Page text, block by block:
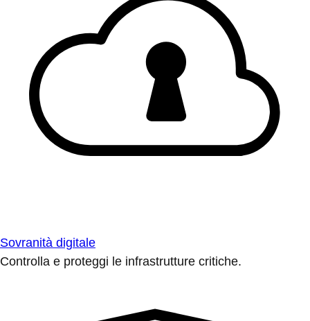
Sovranità digitale
Controlla e proteggi le infrastrutture critiche.